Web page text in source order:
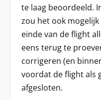
te laag beoordeeld.
zou het ook
einde van de flight
eens terug te
corrigeren (en
voordat de flight als
afgesloten.